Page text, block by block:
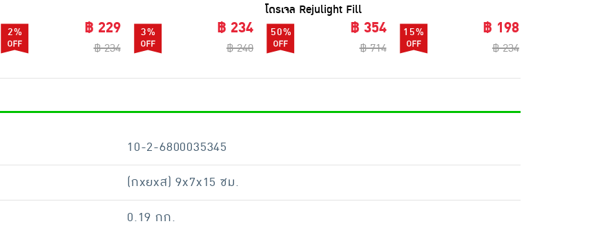
กรัม (แพ็ก6ชิ้น)
2% ฿ 229
฿ 234
Sheet 20 กรัม (แพ็ก6ชิ้น)
3% ฿ 234
฿ 240
โดรเจล Rejulight Fill
LagenHydrogel Mask
35กรัม (แพ็ก6)
50% ฿ 354
฿ 714
15% ฿ 198
฿ 234
10-2-6800035345
(กxยxส) 9x7x15 ซม.
0.19 กก.